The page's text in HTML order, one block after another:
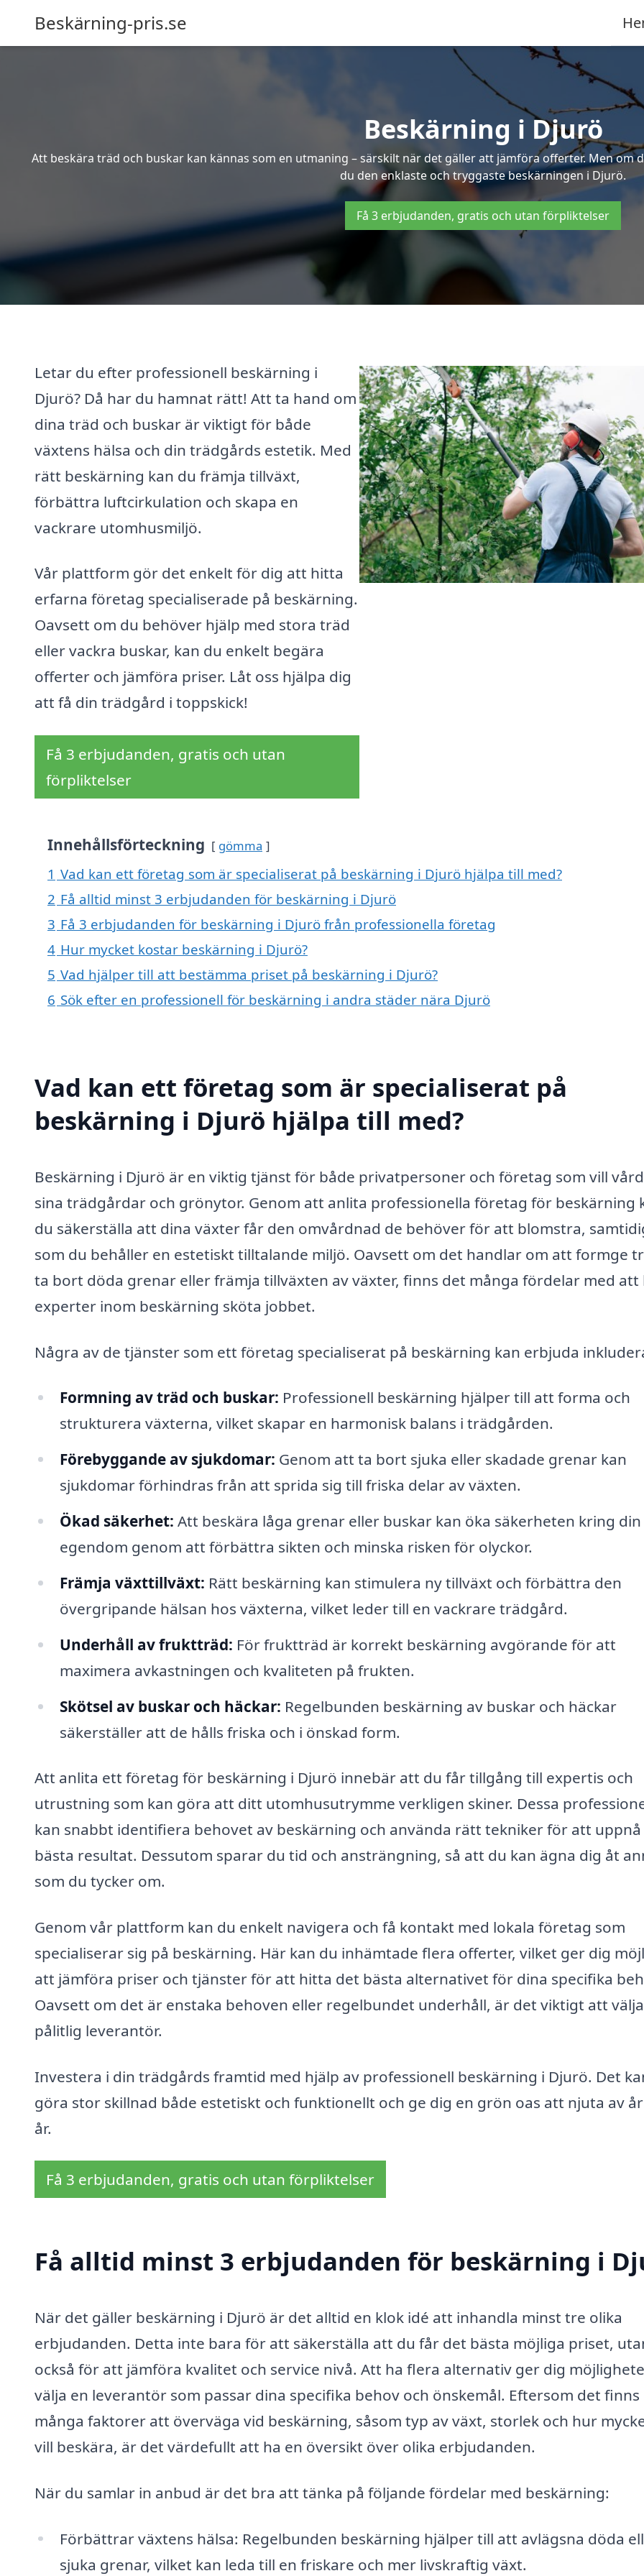
Beskärning-pris.se
Beskärning i Djurö
Att beskära träd och buskar kan kännas som en utmaning – särskilt när det gäller att jämföra offerter. Men
du den enklaste och tryggaste beskärningen i Djurö.
Få 3 erbjudanden, gratis och utan förpliktelser
Letar du efter professionell beskärning i
Djurö? Då har du hamnat rätt! Att ta hand om
dina träd och buskar är viktigt för både
växtens hälsa och din trädgårds estetik. Med
rätt beskärning kan du främja tillväxt,
förbättra luftcirkulation och skapa en
vackrare utomhusmiljö.
Vår plattform gör det enkelt för dig att hitta
erfarna företag specialiserade på beskärning.
Oavsett om du behöver hjälp med stora träd
eller vackra buskar, kan du enkelt begära
offerter och jämföra priser. Låt oss hjälpa dig
att få din trädgård i toppskick!
Få 3 erbjudanden, gratis och utan
förpliktelser
Innehållsförteckning gömma
1 Vad kan ett företag som är specialiserat på beskärning i Djurö hjälpa till med?
2 Få alltid minst 3 erbjudanden för beskärning i Djurö
3 Få 3 erbjudanden för beskärning i Djurö från professionella företag
4 Hur mycket kostar beskärning i Djurö?
5 Vad hjälper till att bestämma priset på beskärning i Djurö?
6 Sök efter en professionell för beskärning i andra städer nära Djurö
Vad kan ett företag som är specialiserat på
beskärning i Djurö hjälpa till med?
Beskärning i Djurö är en viktig tjänst för både privatpersoner och företag som vill
sina trädgårdar och grönytor. Genom att anlita professionella företag för beskärning
du säkerställa att dina växter får den omvårdnad de behöver för att blomstra,
som du behåller en estetiskt tilltalande miljö. Oavsett om det handlar om att formge
ta bort döda grenar eller främja tillväxten av växter, finns det många fördelar med att
experter inom beskärning sköta jobbet.
Några av de tjänster som ett företag specialiserat på beskärning kan erbjuda
Formning av träd och buskar: Professionell beskärning hjälper till att forma och
strukturera växterna, vilket skapar en harmonisk balans i trädgården.
Förebyggande av sjukdomar: Genom att ta bort sjuka eller skadade grenar kan
sjukdomar förhindras från att sprida sig till friska delar av växten.
Ökad säkerhet: Att beskära låga grenar eller buskar kan öka säkerheten kring din
egendom genom att förbättra sikten och minska risken för olyckor.
Främja växttillväxt: Rätt beskärning kan stimulera ny tillväxt och förbättra den
övergripande hälsan hos växterna, vilket leder till en vackrare trädgård.
Underhåll av fruktträd: För fruktträd är korrekt beskärning avgörande för att
maximera avkastningen och kvaliteten på frukten.
Skötsel av buskar och häckar: Regelbunden beskärning av buskar och häckar
säkerställer att de hålls friska och i önskad form.
Att anlita ett företag för beskärning i Djurö innebär att du får tillgång till expertis och
utrustning som kan göra att ditt utomhusutrymme verkligen skiner. Dessa
kan snabbt identifiera behovet av beskärning och använda rätt tekniker för att uppnå
bästa resultat. Dessutom sparar du tid och ansträngning, så att du kan ägna dig åt
som du tycker om.
Genom vår plattform kan du enkelt navigera och få kontakt med lokala företag som
specialiserar sig på beskärning. Här kan du inhämtade flera offerter, vilket ger dig
att jämföra priser och tjänster för att hitta det bästa alternativet för dina specifika
Oavsett om det är enstaka behoven eller regelbundet underhåll, är det viktigt att
pålitlig leverantör.
Investera i din trädgårds framtid med hjälp av professionell beskärning i Djurö. Det
göra stor skillnad både estetiskt och funktionellt och ge dig en grön oas att njuta av
år.
Få 3 erbjudanden, gratis och utan förpliktelser
Få alltid minst 3 erbjudanden för beskärning i
När det gäller beskärning i Djurö är det alltid en klok idé att inhandla minst tre olika
erbjudanden. Detta inte bara för att säkerställa att du får det bästa möjliga priset,
också för att jämföra kvalitet och service nivå. Att ha flera alternativ ger dig
välja en leverantör som passar dina specifika behov och önskemål. Eftersom det finns
många faktorer att överväga vid beskärning, såsom typ av växt, storlek och hur
vill beskära, är det värdefullt att ha en översikt över olika erbjudanden.
När du samlar in anbud är det bra att tänka på följande fördelar med beskärning:
Förbättrar växtens hälsa: Regelbunden beskärning hjälper till att avlägsna döda
sjuka grenar, vilket kan leda till en friskare och mer livskraftig växt.